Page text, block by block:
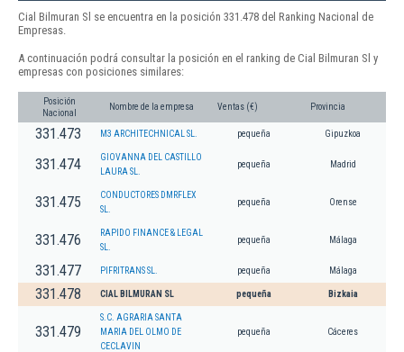
Cial Bilmuran Sl se encuentra en la posición 331.478 del Ranking Nacional de
Empresas.
A continuación podrá consultar la posición en el ranking de Cial Bilmuran Sl y
empresas con posiciones similares:
Posición
Nacional
Nombre de la empresa Ventas (€) Provincia
331.473 M3 ARCHITECHNICAL SL. pequeña Gipuzkoa
331.474
GIOVANNA DEL CASTILLO
LAURA SL.
pequeña Madrid
331.475
CONDUCTORES DMRFLEX
SL.
pequeña Orense
331.476
RAPIDO FINANCE & LEGAL
SL.
pequeña Málaga
331.477 PIFRITRANS SL. pequeña Málaga
331.478 CIAL BILMURAN SL pequeña Bizkaia
331.479
S.C. AGRARIA SANTA
MARIA DEL OLMO DE
CECLAVIN
pequeña Cáceres